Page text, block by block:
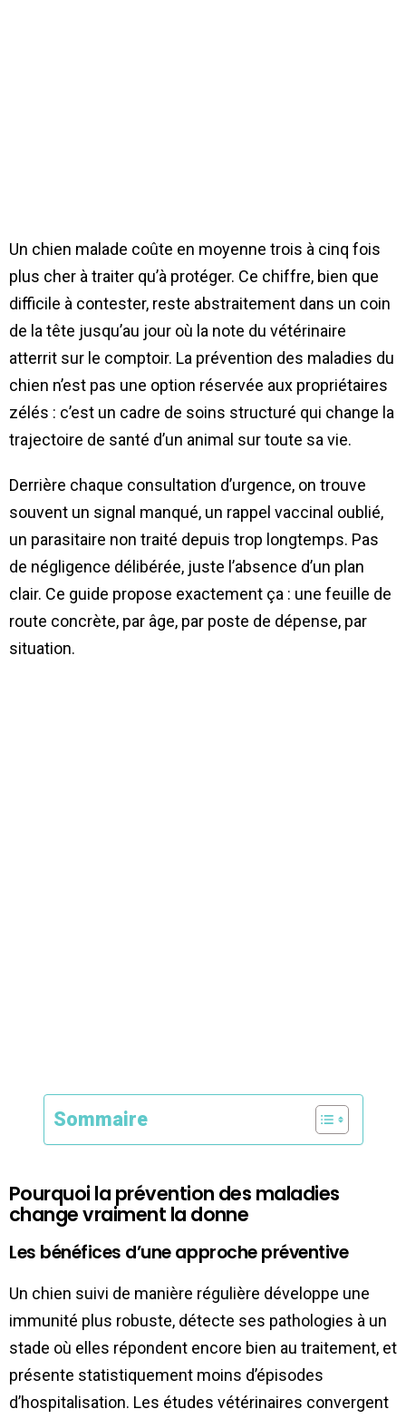
Un chien malade coûte en moyenne trois à cinq fois
plus cher à traiter qu’à protéger. Ce chiffre, bien que
difficile à contester, reste abstraitement dans un coin
de la tête jusqu’au jour où la note du vétérinaire
atterrit sur le comptoir. La prévention des maladies du
chien n’est pas une option réservée aux propriétaires
zélés : c’est un cadre de soins structuré qui change la
trajectoire de santé d’un animal sur toute sa vie.
Derrière chaque consultation d’urgence, on trouve
souvent un signal manqué, un rappel vaccinal oublié,
un parasitaire non traité depuis trop longtemps. Pas
de négligence délibérée, juste l’absence d’un plan
clair. Ce guide propose exactement ça : une feuille de
route concrète, par âge, par poste de dépense, par
situation.
Sommaire
Pourquoi la prévention des maladies
change vraiment la donne
Les bénéfices d’une approche préventive
Un chien suivi de manière régulière développe une
immunité plus robuste, détecte ses pathologies à un
stade où elles répondent encore bien au traitement, et
présente statistiquement moins d’épisodes
d’hospitalisation. Les études vétérinaires convergent